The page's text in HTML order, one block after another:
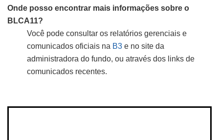
Onde posso encontrar mais informações sobre o
BLCA11?
Você pode consultar os relatórios gerenciais e
comunicados oficiais na B3 e no site da
administradora do fundo, ou através dos links de
comunicados recentes.